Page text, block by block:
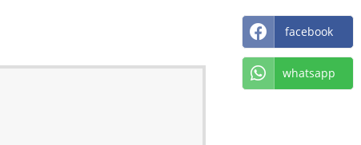
facebook
whatsapp